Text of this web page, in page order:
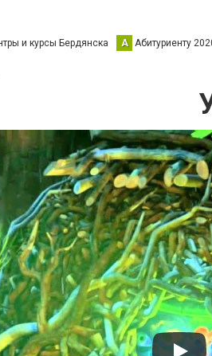
и курсы Бердянска А Абитуриенту